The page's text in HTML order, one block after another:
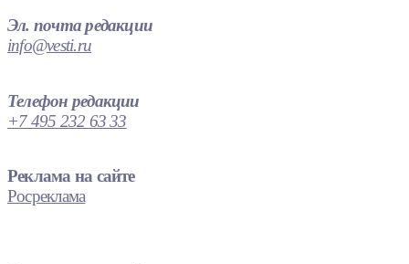
Эл. почта редакции
info@vesti.ru
Телефон редакции
+7 495 232 63 33
Реклама на сайте
Росреклама